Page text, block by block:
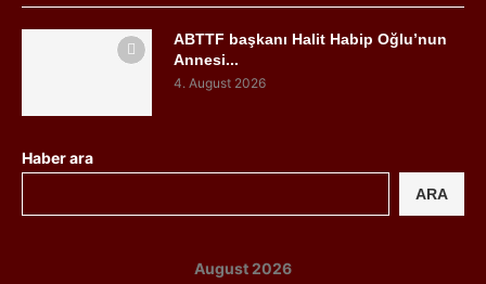
ABTTF başkanı Halit Habip Oğlu’nun
Annesi...
4. August 2026
Haber ara
ARA
August 2026